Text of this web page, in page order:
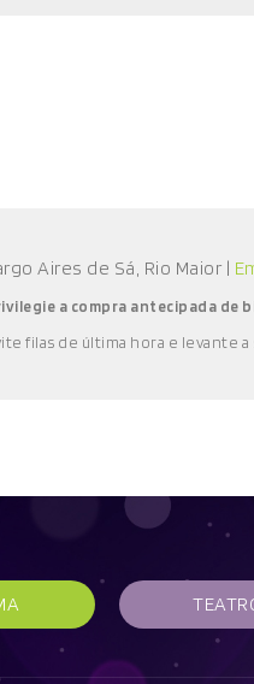
Aires de Sá, Rio Maior |
a compra antecipada de
filas de última hora e levante a